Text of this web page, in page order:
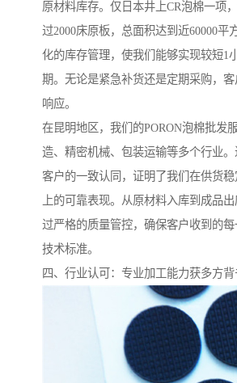
原材料库存。仅日本井上CR泡棉一项
过2000床原板，总面积达到近60000平
化的库存管理，使我们能够实现较短1
期。无论是紧急补货还是定期采购，
响应。
在昆明地区，我们的PORON泡棉批发
造、精密机械、包装运输等多个行业
客户的一致认同，证明了我们在供货
上的可靠表现。从原材料入库到成品
过严格的质量管控，确保客户收到的
技术标准。
四、行业认可：专业加工能力获多方背